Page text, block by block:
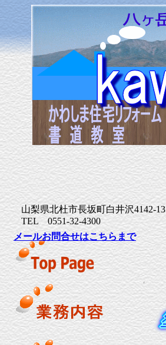
山梨県北杜市長坂町白井沢4142-13
TEL 0551-32-4300
メールお問合せはこちらまで